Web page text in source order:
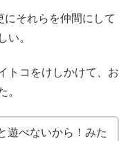
それらを仲間にして
。
トコをけしかけて、お
遊べないから！みた